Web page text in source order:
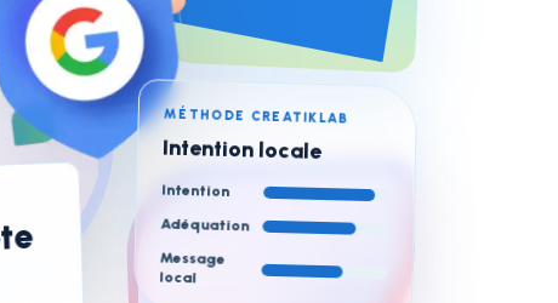
MÉTHODE CREATIKLAB
Intention locale
Intention
Adéquation
Message
local